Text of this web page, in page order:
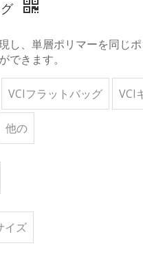
、単層ポリマーを同じ
できます。
VCIフラットバッグ VCI
他の
イズ